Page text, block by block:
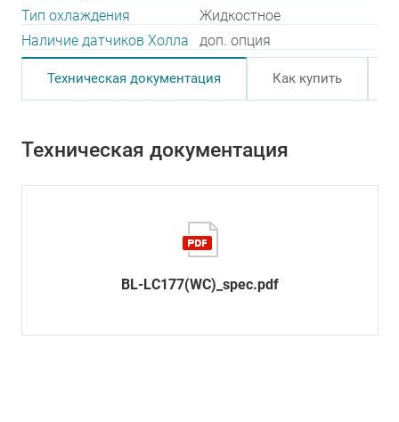
Тип охлаждения
Жидкостное
Наличие датчиков Холла
доп. опция
Техническая документация Как купить
Техническая документация
BL-LC177(WC)_spec.pdf